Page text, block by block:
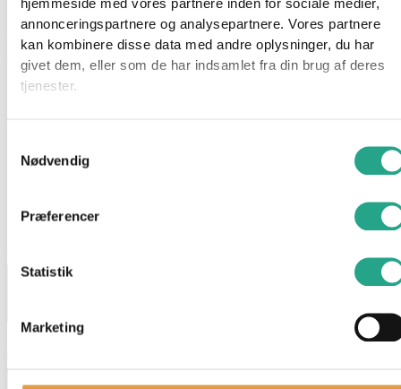
hjemmeside med vores partnere inden for sociale medier,
annonceringspartnere og analysepartnere. Vores partnere
kan kombinere disse data med andre oplysninger, du har
givet dem, eller som de har indsamlet fra din brug af deres
tjenester.
Nødvendig
Præferencer
Statistik
Marketing
Specifikationer
Alder: 5 år
Indhold: 6 dele
Har du spørgsmål til denne vare?
Dette felt er skjult, når du får vist formularen